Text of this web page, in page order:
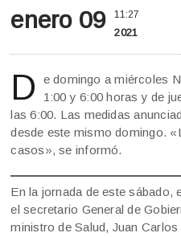
enero 09 11:27
2021
D
e domingo a miércoles
1:00 y 6:00 horas y de
las 6:00. Las medidas
desde este mismo domingo.
casos», se informó.
En la jornada de este sábado,
el secretario General de
ministro de Salud, Juan